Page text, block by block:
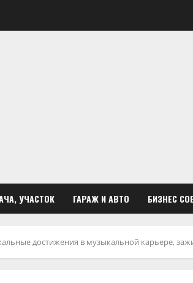
УЧАСТОК ГАРАЖ И АВТО БИЗНЕС
достижения в музыкальной карьере,